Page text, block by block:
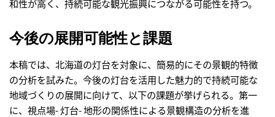
和性が高く、持続可能な観光振興につながる可能性を持つ。
今後の展開可能性と課題
本稿では、北海道の灯台を対象に、簡易的にその景観的特徴
の分析を試みた。今後の灯台を活用した魅力的で持続可能な
地域づくりの展開に向けて、以下の課題が挙げられる。第一
に、視点場- 灯台- 地形の関係性による景観構造の分析を進